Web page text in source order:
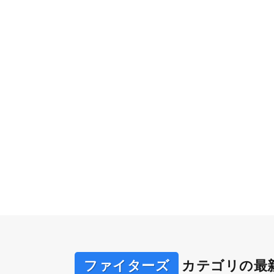
ファイターズ カテゴリの最